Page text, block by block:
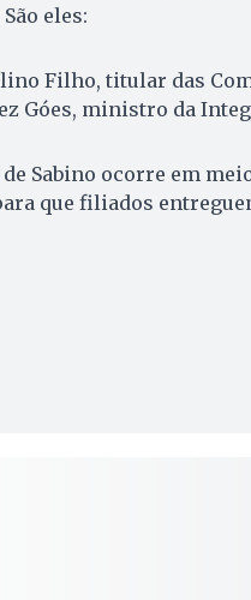
eles:
Filho, titular das
Góes, ministro da
de Sabino ocorre em
que filiados